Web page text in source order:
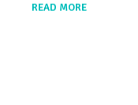
READ MORE